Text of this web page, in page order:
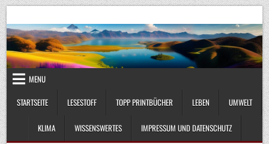
Skip
to
content
UmweltKlima.com
MENU
STARTSEITE
LESESTOFF TOPP PRINTBÜCHER LEBEN UMWELT
KLIMA WISSENSWERTES IMPRESSUM UND DATENSCHUTZ